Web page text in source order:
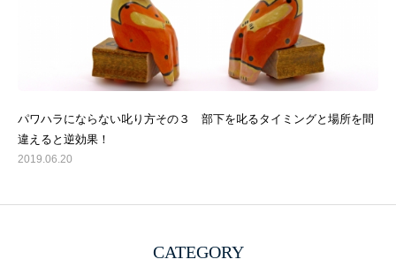
パワハラにならない叱り方その３ 部下を叱るタイミングと場所を間
違えると逆効果！
2019.06.20
CATEGORY